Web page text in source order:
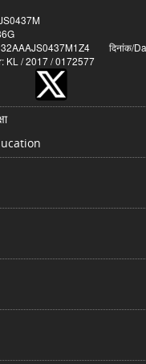
32AAAJS0437M1Z4 दिनांक/
KL / 2017 / 0172577